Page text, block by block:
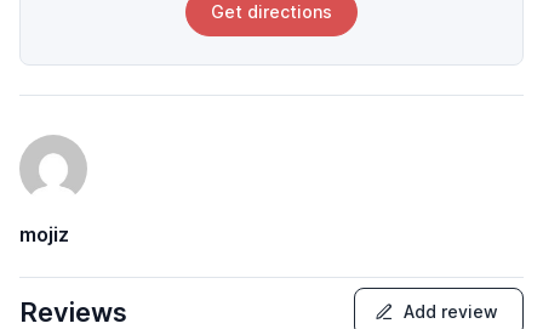
Get directions
mojiz
Reviews Add review